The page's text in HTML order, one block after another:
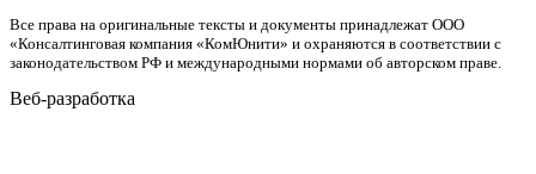
Все права на оригинальные тексты и документы принадлежат ООО
«Консалтинговая компания «КомЮнити» и охраняются в соответствии с
законодательством РФ и международными нормами об авторском праве.
Веб-разработка